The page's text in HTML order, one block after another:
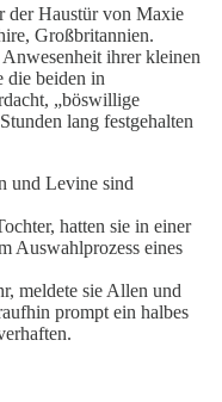
der Haustür von Maxie
Großbritannien.
ihrer kleinen
die beiden in
„böswillige
lang festgehalten
und Levine sind
hatten sie in einer
Auswahlprozess eines
meldete sie Allen und
prompt ein halbes